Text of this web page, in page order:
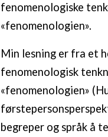
fenomenologiske
«fenomenologien».
Min lesning er fra et
fenomenologisk
«fenomenologien»
begreper og språk å